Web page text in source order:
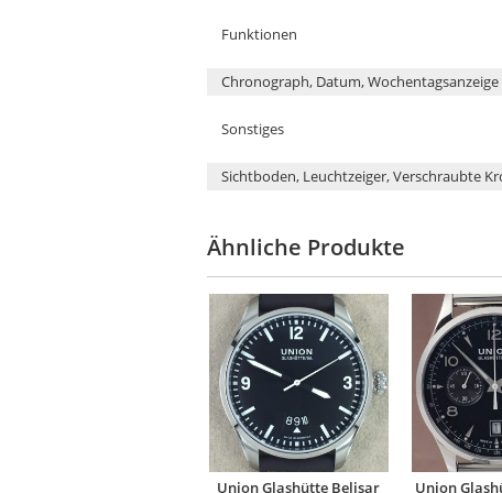
Funktionen
Chronograph, Datum, Wochentagsanzeige
Sonstiges
Sichtboden, Leuchtzeiger, Verschraubte
Ähnliche Produkte
Union Glashütte Belisar Union